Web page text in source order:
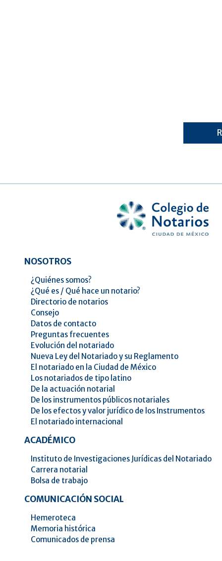
NOSOTROS
¿Quiénes somos?
¿Qué es / Qué hace un notario?
Directorio de notarios
Consejo
Datos de contacto
Preguntas frecuentes
Evolución del notariado
Nueva Ley del Notariado y su Reglamento
El notariado en la Ciudad de México
Los notariados de tipo latino
De la actuación notarial
De los instrumentos públicos notariales
De los efectos y valor jurídico de los Instrumentos
El notariado internacional
ACADÉMICO
Instituto de Investigaciones Jurídicas del Notariado
Carrera notarial
Bolsa de trabajo
COMUNICACIÓN SOCIAL
Hemeroteca
Memoria histórica
Comunicados de prensa